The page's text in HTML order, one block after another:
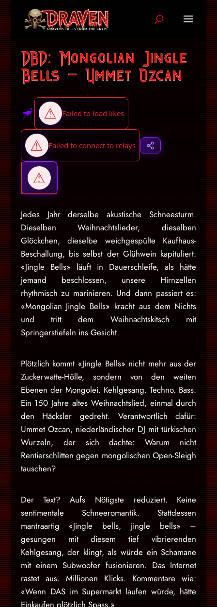
DBD: Mongolian Jingle
Bells – Ummet Ozcan
Jedes Jahr derselbe akustische Schneesturm.
Dieselben Weihnachtslieder, dieselben
Glöckchen, dieselbe weichgespülte Kaufhaus-
Beschallung, bis selbst der Glühwein kapituliert.
«Jingle Bells» läuft in Dauerschleife, als hätte
jemand beschlossen, unsere Hirnzellen
rhythmisch zu marinieren. Und dann passiert es:
«Mongolian Jingle Bells» kracht aus dem Nichts
und tritt dem Weihnachtskitsch mit
Springerstiefeln ins Gesicht.
Plötzlich kommt «Jingle Bells» nicht mehr aus der
Zuckerwatte-Hölle, sondern von den weiten
Ebenen der Mongolei. Kehlgesang. Techno. Bass.
Ein 150 Jahre altes Weihnachtslied, einmal durch
den Häcksler gedreht. Verantwortlich dafür:
Ummet Ozcan, niederländischer DJ mit türkischen
Wurzeln, der sich dachte: Warum nicht
Rentierschlitten gegen mongolischen Open-Sleigh
tauschen?
Der Text? Aufs Nötigste reduziert. Keine
sentimentale Schneeromantik. Stattdessen
mantraartig «Jingle bells, jingle bells» –
gesungen mit diesem tief vibrierenden
Kehlgesang, der klingt, als würde ein Schamane
mit einem Subwoofer fusionieren. Das Internet
rastet aus. Millionen Klicks. Kommentare wie:
«Wenn DAS im Supermarkt laufen würde, hätte
Einkaufen plötzlich Spass.»